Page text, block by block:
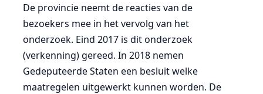
De provincie neemt de reacties van de
bezoekers mee in het vervolg van het
onderzoek. Eind 2017 is dit onderzoek
(verkenning) gereed. In 2018 nemen
Gedeputeerde Staten een besluit welke
maatregelen uitgewerkt kunnen worden. De